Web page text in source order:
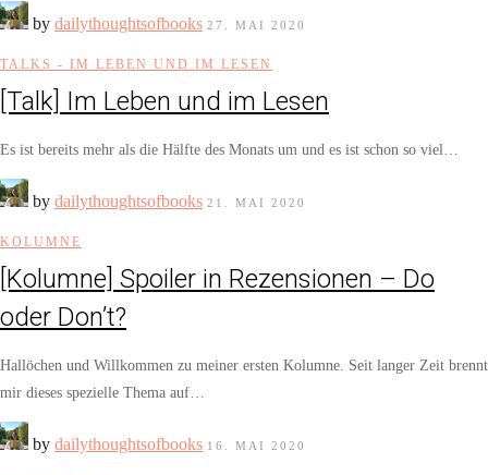
by dailythoughtsofbooks 27. MAI 2020
TALKS - IM LEBEN UND IM LESEN
[Talk] Im Leben und im Lesen
Es ist bereits mehr als die Hälfte des Monats um und es ist schon so viel…
by dailythoughtsofbooks 21. MAI 2020
KOLUMNE
[Kolumne] Spoiler in Rezensionen – Do
oder Don’t?
Hallöchen und Willkommen zu meiner ersten Kolumne. Seit langer Zeit brennt
mir dieses spezielle Thema auf…
by dailythoughtsofbooks 16. MAI 2020